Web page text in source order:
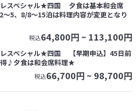
スペシャル★四国 夕食は基本和会席
、8/8～15泊は料理内容が変更となり
税込64,800円 ~ 113,100円
スペシャル★四国 【早期申込】45日前
得♪夕食は和会席料理★
税込66,700円 ~ 98,700円